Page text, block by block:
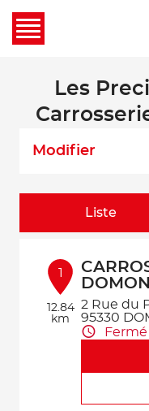
Les
Modifier
Liste
1
12.84
km
2 Rue du
95330